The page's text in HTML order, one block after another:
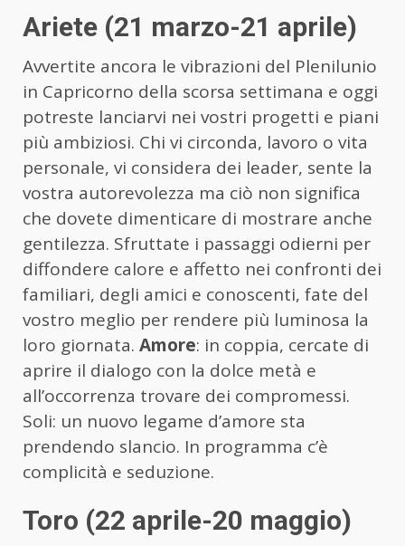
Ariete (21 marzo-21 aprile)
Avvertite ancora le vibrazioni del Plenilunio
in Capricorno della scorsa settimana e oggi
potreste lanciarvi nei vostri progetti e piani
più ambiziosi. Chi vi circonda, lavoro o vita
personale, vi considera dei leader, sente la
vostra autorevolezza ma ciò non significa
che dovete dimenticare di mostrare anche
gentilezza. Sfruttate i passaggi odierni per
diffondere calore e affetto nei confronti dei
familiari, degli amici e conoscenti, fate del
vostro meglio per rendere più luminosa la
loro giornata. Amore: in coppia, cercate di
aprire il dialogo con la dolce metà e
all’occorrenza trovare dei compromessi.
Soli: un nuovo legame d’amore sta
prendendo slancio. In programma c’è
complicità e seduzione.
Toro (22 aprile-20 maggio)